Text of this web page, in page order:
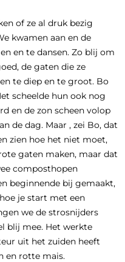
of ze al druk bezig
kwamen aan en de
en te dansen. Zo blij om
de gaten die ze
te diep en te groot. Bo
scheelde hun ook nog
en de zon scheen volop
de dag. Maar , zei Bo, dat
zien hoe het niet moet,
gaten maken, maar dat
composthopen
beginnende bij gemaakt,
je start met een
we de strosnijders
blij mee. Het werkte
uit het zuiden heeft
en rotte mais.